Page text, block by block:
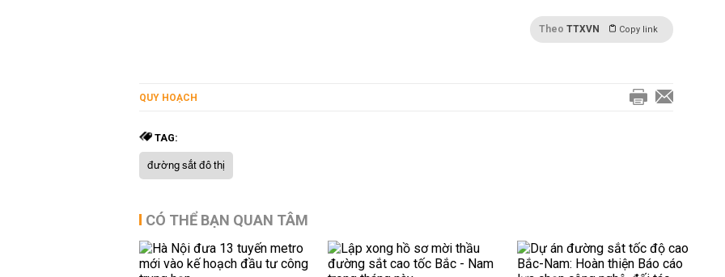
Theo TTXVN Copy link
QUY HOẠCH
TAG:
đường sắt đô thị
CÓ THỂ BẠN QUAN TÂM